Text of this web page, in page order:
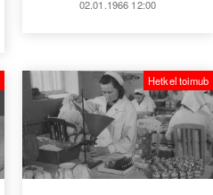
02.01.1966 12:00
Hetkel toimub